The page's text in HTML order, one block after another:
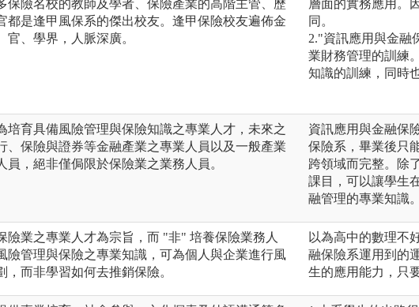
保險名校的教師及學者、保險產業的高階主管、歷
都是逢甲風保系的傑出校友。逢甲保險校友遍佈金
官、學界，人脈深廣。
層面的實務應用。
同。
2."資訊應用與金融
業財務管理的訓練
知識的訓練，同時
培育具備風險管理與保險知識之專業人才，未來之
、保險與證券等金融產業之專業人員以及一般產業
員，絕非僅侷限於保險業之業務人員。
資訊應用與金融保
保險系，畢業後只
跨領域而完整。除
課目，可以讓學生
融管理的專業知識
險業之專業人才為宗旨，而 "非" 培養保險業務人
險管理與保險之專業知識，可為個人與企業進行風
，而非學習如何去推銷保險。
以為高中的數理不
融保險系運用到的
生的應用能力，只